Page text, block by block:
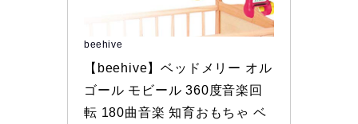
beehive
【beehive】ベッドメリー オル
ゴール モビール 360度音楽回
転 180曲音楽 知育おもちゃ ベ